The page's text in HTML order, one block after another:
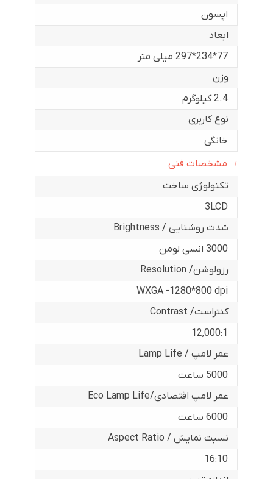
اپسون
ابعاد
77*234*297 میلی متر
وزن
2.4 کیلوگرم
نوع کاربری
خانگی
مشخصات فنی
تکنولوژی ساخت
3LCD
شدت روشنایی / Brightness
3000 انسی لومن
رزولوشن/ Resolution
WXGA -1280*800 dpi
کنتراست/ Contrast
12,000:1
عمر لامپ / Lamp Life
5000 ساعت
عمر لامپ اقتصادی/Eco Lamp Life
6000 ساعت
نسبت نمایش / Aspect Ratio
16:10